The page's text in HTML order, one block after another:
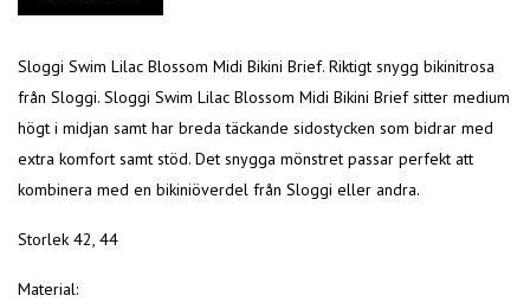
Sloggi Swim Lilac Blossom Midi Bikini Brief. Riktigt snygg bikinitrosa
från Sloggi. Sloggi Swim Lilac Blossom Midi Bikini Brief sitter medium
högt i midjan samt har breda täckande sidostycken som bidrar med
extra komfort samt stöd. Det snygga mönstret passar perfekt att
kombinera med en bikiniöverdel från Sloggi eller andra.
Storlek 42, 44
Material: